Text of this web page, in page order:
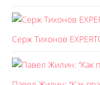
Серж Тихонов